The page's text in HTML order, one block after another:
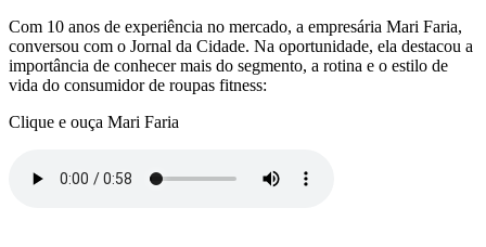
Com 10 anos de experiência no mercado, a empresária Mari Faria,
conversou com o Jornal da Cidade. Na oportunidade, ela destacou a
importância de conhecer mais do segmento, a rotina e o estilo de
vida do consumidor de roupas fitness:
Clique e ouça Mari Faria